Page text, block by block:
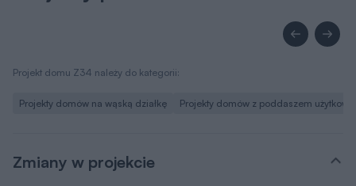
Projekt domu Z34 należy do kategorii:
Projekty domów na wąską działkę Projekty domów z poddaszem
Zmiany w projekcie